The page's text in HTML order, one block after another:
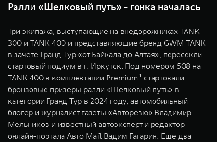
WEY 07
Расширяя границы комфорта
от 6 149 000 ₽
WEY 05
Эстетика
от 5 699
Ралли «Шелковый путь» - гонка началась
Три экипажа, выступающие на внедорожниках TANK
300 и TANK 400 и представляющие бренд GWM TANK
в зачете Гранд Tур «от Байкала до Алтая», пересекли
стартовый подиум в г. Иркутск. Под номером 508 на
TANK 400 в комплектации Premium ¹ стартовали
бронзовые призеры ралли «Шелковый путь» в
категории Гранд Тур в 2024 году, автомобильный
блогер и журналист газеты «Авторевю» Владимир
Мельников и известный автоэксперт и редактор
онлайн-портала Авто Mail Вадим Гагарин. Еще два